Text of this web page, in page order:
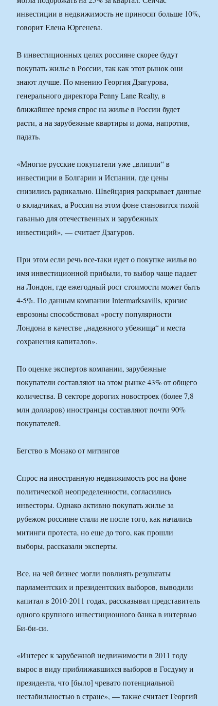
инвестиции в недвижимость не приносят больше 10%,
говорит Елена Юргенева.
В инвестиционных целях россияне скорее будут
покупать жилье в России, так как этот рынок они
знают лучше. По мнению Георгия Дзагурова,
генерального директора Penny Lane Realty, в
ближайшее время спрос на жилье в России будет
расти, а на зарубежные квартиры и дома, напротив,
падать.
«Многие русские покупатели уже „влипли“ в
инвестиции в Болгарии и Испании, где цены
снизились радикально. Швейцария раскрывает данные
о вкладчиках, а Россия на этом фоне становится тихой
гаванью для отечественных и зарубежных
инвестиций», — считает Дзагуров.
При этом если речь все-таки идет о покупке жилья во
имя инвестиционной прибыли, то выбор чаще падает
на Лондон, где ежегодный рост стоимости может быть
4-5%. По данным компании Intermarksavills, кризис
еврозоны способствовал «росту популярности
Лондона в качестве „надежного убежища“ и места
сохранения капиталов».
По оценке экспертов компании, зарубежные
покупатели составляют на этом рынке 43% от общего
количества. В секторе дорогих новостроек (более 7,8
млн долларов) иностранцы составляют почти 90%
покупателей.
Бегство в Монако от митингов
Спрос на иностранную недвижимость рос на фоне
политической неопределенности, согласились
инвесторы. Однако активно покупать жилье за
рубежом россияне стали не после того, как начались
митинги протеста, но еще до того, как прошли
выборы, рассказали эксперты.
Все, на чей бизнес могли повлиять результаты
парламентских и президентских выборов, выводили
капитал в 2010-2011 годах, рассказывал представитель
одного крупного инвестиционного банка в интервью
Би-би-си.
«Интерес к зарубежной недвижимости в 2011 году
вырос в виду приближавшихся выборов в Госдуму и
президента, что [было] чревато потенциальной
нестабильностью в стране», — также считает Георгий